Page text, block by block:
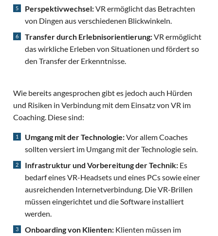
Perspektivwechsel:VR ermöglicht das Betrachten
von Dingen aus verschiedenen Blickwinkeln.
Transfer durch Erlebnisorientierung:VR ermöglicht
das wirkliche Erleben von Situationen und fördert so
den Transfer der Erkenntnisse.
Wie bereits angesprochen gibt es jedoch auch Hürden
und Risiken in Verbindung mit dem Einsatz von VR im
Coaching. Diese sind:
Umgang mit der Technologie:Vor allem Coaches
sollten versiert im Umgang mit der Technologie sein.
Infrastruktur und Vorbereitung der Technik: Es
bedarf eines VR-Headsets und eines PCs sowie einer
ausreichenden Internetverbindung. Die VR-Brillen
müssen eingerichtet und die Software installiert
werden.
Onboarding von Klienten: Klienten müssen im